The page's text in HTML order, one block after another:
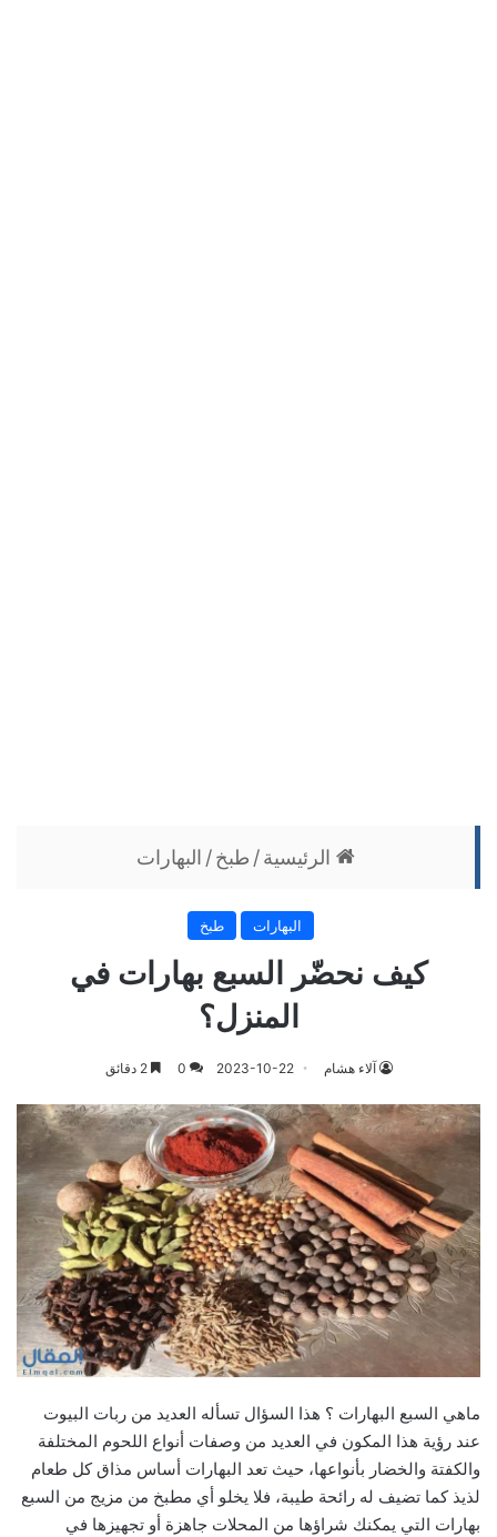
الرئيسية/ طبخ/ البهارات
البهارات طبخ
كيف نحضّر السبع بهارات في
المنزل؟
آلاء هشام 2023-10-22
0 2 دقائق
ماهي السبع البهارات ؟ هذا السؤال تسأله العديد من ربات البيوت
عند رؤية هذا المكون في العديد من وصفات أنواع اللحوم المختلفة
والكفتة والخضار بأنواعها، حيث تعد البهارات أساس مذاق كل طعام
لذيذ كما تضيف له رائحة طيبة، فلا يخلو أي مطبخ من مزيج من السبع
بهارات التي يمكنك شراؤها من المحلات جاهزة أو تجهيزها في